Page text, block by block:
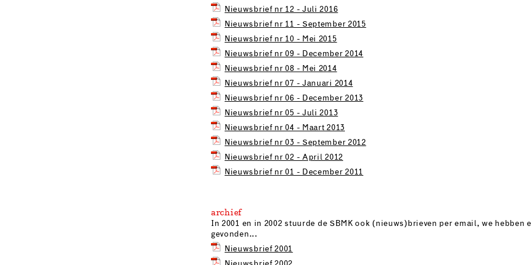
Nieuwsbrief nr 12 - Juli 2016
Nieuwsbrief nr 11 - September 2015
Nieuwsbrief nr 10 - Mei 2015
Nieuwsbrief nr 09 - December 2014
Nieuwsbrief nr 08 - Mei 2014
Nieuwsbrief nr 07 - Januari 2014
Nieuwsbrief nr 06 - December 2013
Nieuwsbrief nr 05 - Juli 2013
Nieuwsbrief nr 04 - Maart 2013
Nieuwsbrief nr 03 - September 2012
Nieuwsbrief nr 02 - April 2012
Nieuwsbrief nr 01 - December 2011
archief
In 2001 en in 2002 stuurde de SBMK ook (nieuws)brieven per email, we hebben
gevonden...
Nieuwsbrief 2001